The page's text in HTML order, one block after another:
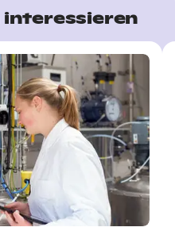
interessieren